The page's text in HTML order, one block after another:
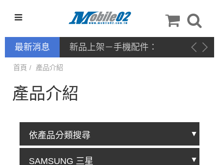
最新消息
新品上架－手機配件：
NILLKIN
首頁 產品介紹
產品介紹